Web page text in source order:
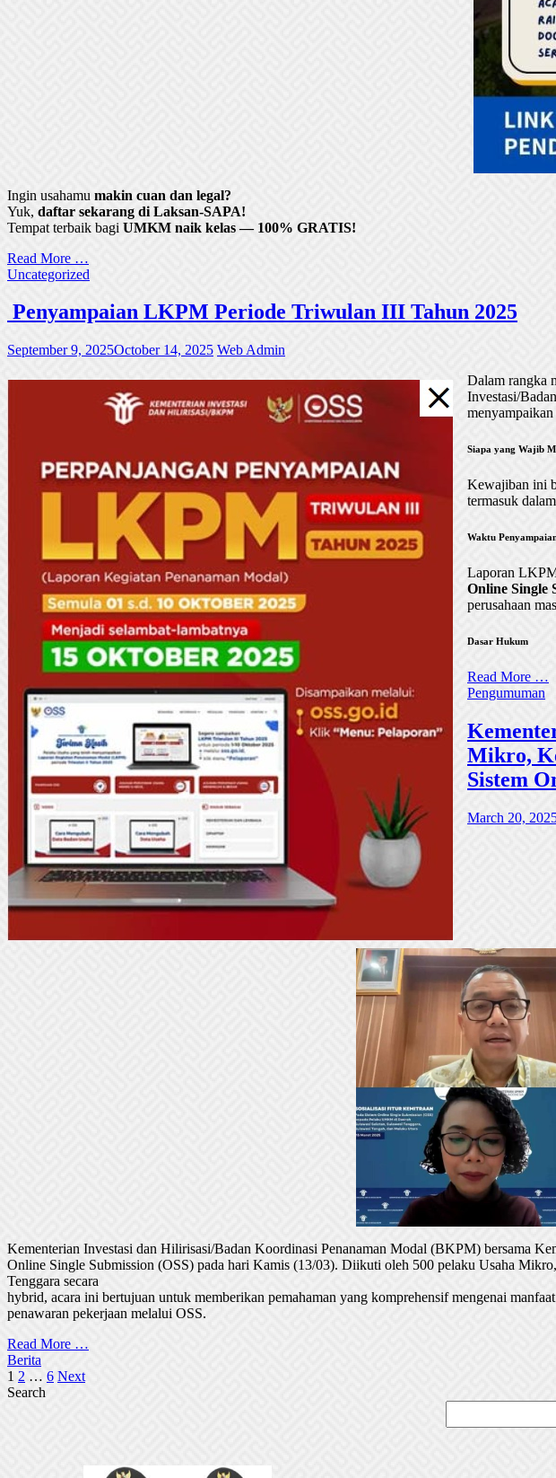
Ingin usahamu makin cuan dan legal?
Yuk, daftar sekarang di Laksan-SAPA!
Tempat terbaik bagi UMKM naik kelas — 100% GRATIS!
Read More …
Uncategorized
Penyampaian LKPM Periode Triwulan III Tahun 2025
September 9, 2025October 14, 2025 Web Admin
Dalam rangka
Investasi/
menyampaikan
Siapa yang Wajib
Kewajiban ini
termasuk
Waktu
Laporan
Online Single
perusahaan
Dasar Hukum
Read More …
Pengumuman
Mikro,
Sistem
March 20,
Kementerian Investasi dan Hilirisasi/Badan Koordinasi Penanaman Modal (BKPM) bersama
Online Single Submission (OSS) pada hari Kamis (13/03). Diikuti oleh 500 pelaku Usaha
Tenggara secara
hybrid, acara ini bertujuan untuk memberikan pemahaman yang komprehensif mengenai
penawaran pekerjaan melalui OSS.
Read More …
Berita
Posts
pagination
1 2 … 6 Next
Search